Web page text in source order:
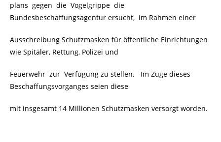
plans gegen die Vogelgrippe die
Bundesbeschaffungsagentur ersucht, im Rahmen einer
Ausschreibung Schutzmasken für öffentliche Einrichtungen
wie Spitäler, Rettung, Polizei und
Feuerwehr zur Verfügung zu stellen. Im Zuge dieses
Beschaffungsvorganges seien diese
mit insgesamt 14 Millionen Schutzmasken versorgt worden.